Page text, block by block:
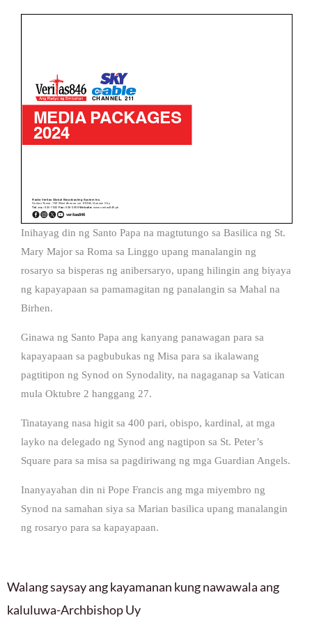
Inihayag din ng Santo Papa na magtutungo sa Basilica ng St.
Mary Major sa Roma sa Linggo upang manalangin ng
rosaryo sa bisperas ng anibersaryo, upang hilingin ang biyaya
ng kapayapaan sa pamamagitan ng panalangin sa Mahal na
Birhen.
Ginawa ng Santo Papa ang kanyang panawagan para sa
kapayapaan sa pagbubukas ng Misa para sa ikalawang
pagtitipon ng Synod on Synodality, na nagaganap sa Vatican
mula Oktubre 2 hanggang 27.
Tinatayang nasa higit sa 400 pari, obispo, kardinal, at mga
layko na delegado ng Synod ang nagtipon sa St. Peter’s
Square para sa misa sa pagdiriwang ng mga Guardian Angels.
Inanyayahan din ni Pope Francis ang mga miyembro ng
Synod na samahan siya sa Marian basilica upang manalangin
ng rosaryo para sa kapayapaan.
Walang saysay ang kayamanan kung nawawala ang
kaluluwa-Archbishop Uy